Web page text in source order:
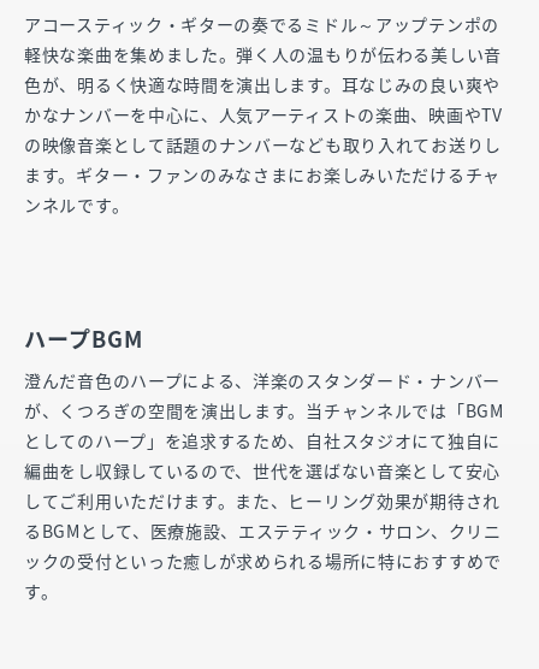
アコースティック・ギターの奏でるミドル～アップテンポの
軽快な楽曲を集めました。弾く人の温もりが伝わる美しい音
色が、明るく快適な時間を演出します。耳なじみの良い爽や
かなナンバーを中心に、人気アーティストの楽曲、映画やTV
の映像音楽として話題のナンバーなども取り入れてお送りし
ます。ギター・ファンのみなさまにお楽しみいただけるチャ
ンネルです。
ハープBGM
澄んだ音色のハープによる、洋楽のスタンダード・ナンバー
が、くつろぎの空間を演出します。当チャンネルでは「BGM
としてのハープ」を追求するため、自社スタジオにて独自に
編曲をし収録しているので、世代を選ばない音楽として安心
してご利用いただけます。また、ヒーリング効果が期待され
るBGMとして、医療施設、エステティック・サロン、クリニ
ックの受付といった癒しが求められる場所に特におすすめで
す。